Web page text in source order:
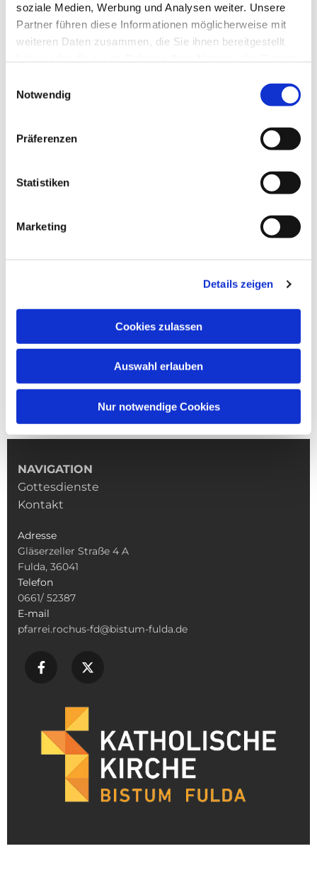
soziale Medien, Werbung und Analysen weiter. Unsere
Partner führen diese Informationen möglicherweise mit
weiteren Daten zusammen, die Sie ihnen bereitgestellt
Notwendig
Präferenzen
Statistiken
Marketing
Details zeigen
Cookies zulassen
Auswahl erlauben
Nur notwendige Cookies
Dies könnte Sie auch
interessieren
NAVIGATION
Gottesdienste
Kontakt
Adresse
Gläserzeller Straße 4 A
Fulda, 36041
Telefon
0661/ 52387
E-mail
pfarrei.rochus-fd@bistum-fulda.de